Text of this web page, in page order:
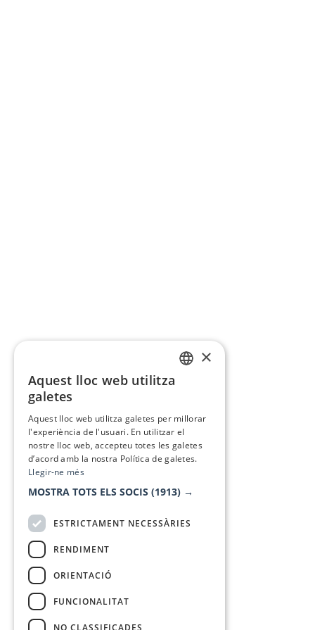
×
Aquest lloc web utilitza
galetes
Aquest lloc web utilitza galetes per millorar
l'experiència de l'usuari. En utilitzar el
nostre lloc web, accepteu totes les galetes
d’acord amb la nostra Política de galetes.
Llegir-ne més
MOSTRA TOTS ELS SOCIS (1913) →
ESTRICTAMENT NECESSÀRIES
RENDIMENT
ORIENTACIÓ
FUNCIONALITAT
NO CLASSIFICADES